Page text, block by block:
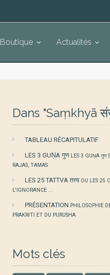
Boutique Actualités
Dans "Saṃkhyā
TABLEAU RÉCAPITULATIF
LES 3 GUṆA गुण LES 3 GUṆA गुण
RAJAS, TAMAS
LES 25 TATTVA तत्त्व OU LES 25
L'IGNORANCE ...
PRÉSENTATION PHILOSOPHIE
PRAKRITI ET DU PURUSHA
Mots clés